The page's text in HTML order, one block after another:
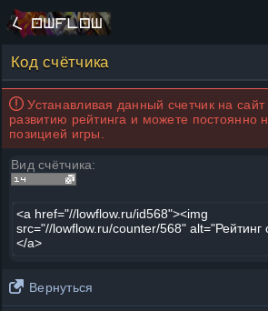
Код счётчика
Устанавливая данный счетчик на
развитию рейтинга и можете постоянно
позицией игры.
Вид счётчика:
Вернуться